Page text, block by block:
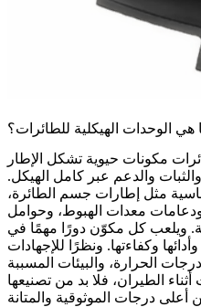
هي الوحدات الهيكلية للطائرات؟
مكونات حيوية تشكل الإطار
والدعم عبر كامل الهيكل.
مثل إطارات جسم الطائرة،
معدات الهبوط، وحوامل
ويلعب كل مكوّن دورًا مهمًا في
وكفاءتها. ونظرًا للإجهادات
الحرارة، والبيئات المسببة
الطيران، فلا بد من تصنيعها